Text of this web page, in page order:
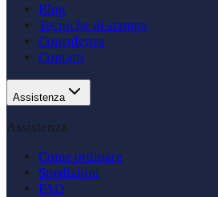
Blog
Tecniche di stampa
Consulenza
Contatti
Assistenza
Assistenza
Come ordinare
Spedizioni
FAQ